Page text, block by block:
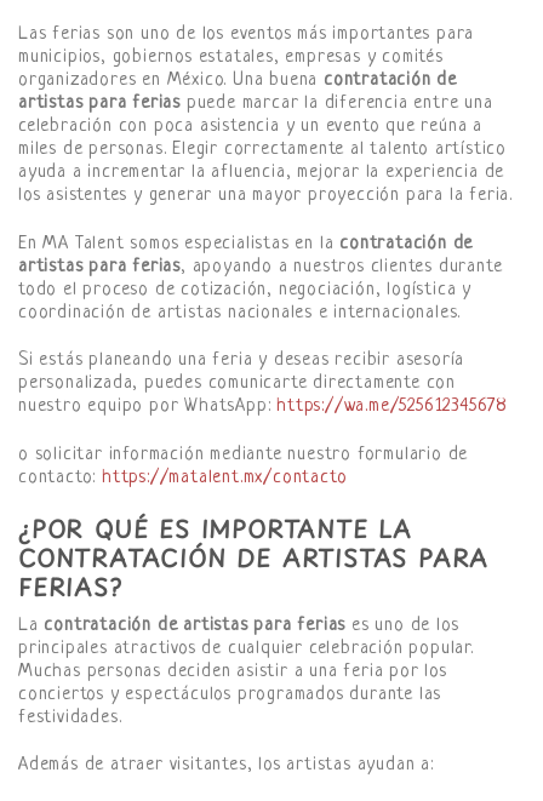
Las ferias son uno de los eventos más importantes para
municipios, gobiernos estatales, empresas y comités
organizadores en México. Una buena contratación de
artistas para ferias puede marcar la diferencia entre una
celebración con poca asistencia y un evento que reúna a
miles de personas. Elegir correctamente al talento artístico
ayuda a incrementar la afluencia, mejorar la experiencia de
los asistentes y generar una mayor proyección para la feria.
En MA Talent somos especialistas en la contratación de
artistas para ferias, apoyando a nuestros clientes durante
todo el proceso de cotización, negociación, logística y
coordinación de artistas nacionales e internacionales.
Si estás planeando una feria y deseas recibir asesoría
personalizada, puedes comunicarte directamente con
nuestro equipo por WhatsApp:https://wa.me/525612345678
o solicitar información mediante nuestro formulario de
contacto: https://matalent.mx/contacto
¿POR QUÉ ES IMPORTANTE LA
CONTRATACIÓN DE ARTISTAS PARA
FERIAS?
La contratación de artistas para ferias es uno de los
principales atractivos de cualquier celebración popular.
Muchas personas deciden asistir a una feria por los
conciertos y espectáculos programados durante las
festividades.
Además de atraer visitantes, los artistas ayudan a: